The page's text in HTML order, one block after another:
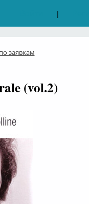
|
заявкам
(vol.2)